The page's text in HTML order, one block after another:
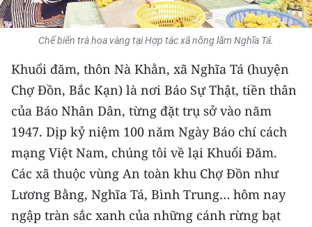
BẠN ĐỌC
KIỂM CHỨNG THÔNG TIN
TRI THỨC CHUYÊN SÂU
54 DÂN TỘC VIỆT NAM
CHƯƠNG TRÌNH OCOP - MỖI XÃ
MỘT SẢN PHẨM
RADIO
Chế biến trà hoa vàng tại Hợp tác xã nông lâm Nghĩa Tá.
Khuổi đăm, thôn Nà Khằn, xã Nghĩa Tá (huyện
Chợ Đồn, Bắc Kạn) là nơi Báo Sự Thật, tiền thân
của Báo Nhân Dân, từng đặt trụ sở vào năm
1947. Dịp kỷ niệm 100 năm Ngày Báo chí cách
mạng Việt Nam, chúng tôi về lại Khuổi Đăm.
Các xã thuộc vùng An toàn khu Chợ Đồn như
Lương Bằng, Nghĩa Tá, Bình Trung… hôm nay
ngập tràn sắc xanh của những cánh rừng bạt